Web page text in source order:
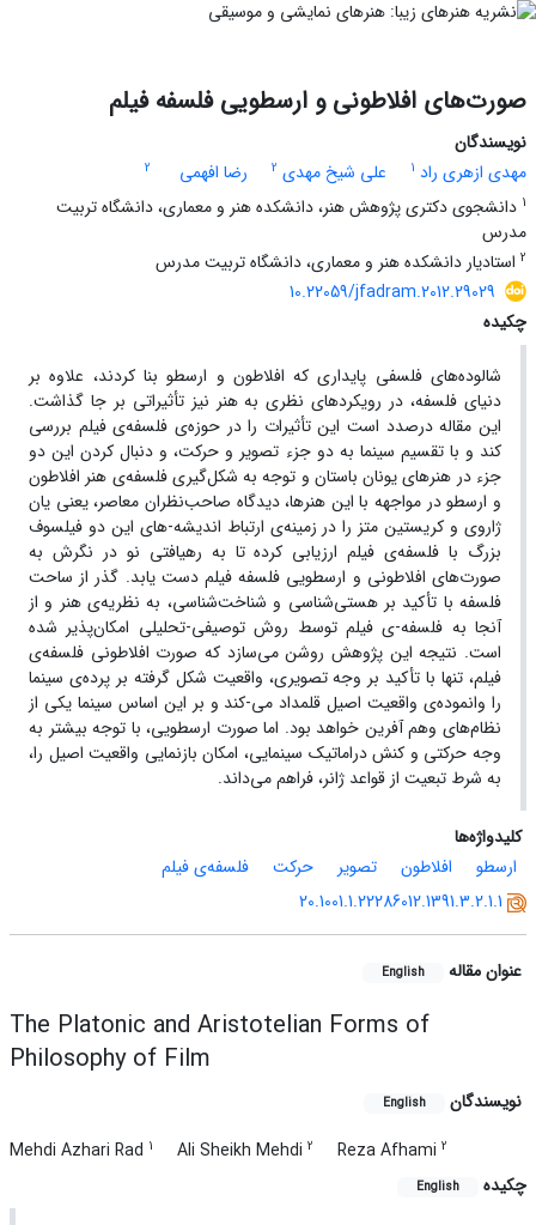
صورت‌های افلاطونی و ارسطویی فلسفه فیلم
نویسندگان
مهدی ازهری راد 1 علی شیخ مهدی 2 رضا افهمی
2
1 دانشجوی دکتری پژوهش هنر، دانشکده هنر و معماری، دانشگاه تربیت
مدرس
2 استادیار دانشکده هنر و معماری، دانشگاه تربیت مدرس
10.22059/jfadram.2012.29029
چکیده
شالوده‌های فلسفی‌ پایداری که افلاطون و ارسطو بنا کردند، علاوه بر
دنیای فلسفه، در رویکردهای نظری به هنر نیز تأثیراتی بر جا گذاشت.
این مقاله درصدد است این تأثیرات را در حوزه‌ی فلسفه‌ی فیلم بررسی
کند و با تقسیم سینما به دو جزء تصویر و حرکت، و دنبال کردن این دو
جزء در هنرهای یونان باستان و توجه به شکل‌گیری فلسفه‌ی هنر افلاطون
و ارسطو در مواجهه با این هنرها، دیدگاه صاحب‌نظران معاصر، یعنی یان
ژاروی و کریستین متز را در زمینه‌ی ارتباط اندیشه-های این دو فیلسوف
بزرگ با فلسفه‌ی فیلم ارزیابی کرده تا به رهیافتی نو در نگرش به
صورت‌های افلاطونی و ارسطویی فلسفه فیلم دست یابد. گذر از ساحت
فلسفه با تأکید بر هستی‌شناسی و شناخت‌شناسی، به نظریه‌ی هنر و از
آنجا به فلسفه-ی فیلم توسط روش توصیفی-تحلیلی امکان‌پذیر شده
است. نتیجه این پژوهش روشن می‌سازد که صورت افلاطونی فلسفه‌ی
فیلم، تنها با تأکید بر وجه تصویری، واقعیت شکل گرفته بر پرده‌ی سینما
را وانموده‌ی واقعیت اصیل قلمداد می-کند و بر این اساس سینما یکی از
نظام‌های وهم آفرین خواهد بود. اما صورت ارسطویی، با توجه بیشتر به
وجه حرکتی و کنش دراماتیک سینمایی، امکان بازنمایی واقعیت اصیل را،
به شرط تبعیت از قواعد ژانر، فراهم می‌داند.
کلیدواژه‌ها
ارسطو
افلاطون تصویر حرکت
فلسفه‌ی فیلم
20.1001.1.22286012.1391.3.2.1.1
عنوان مقاله English
The Platonic and Aristotelian Forms of
Philosophy of Film
نویسندگان English
Mehdi Azhari Rad 1 Ali Sheikh Mehdi 2 Reza Afhami 2
چکیده English